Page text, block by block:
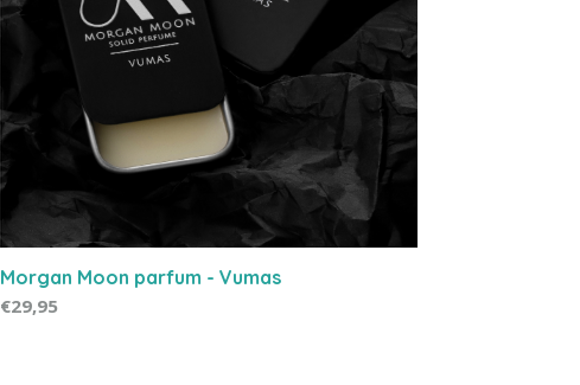
Morgan Moon parfum - Vumas
€29,95